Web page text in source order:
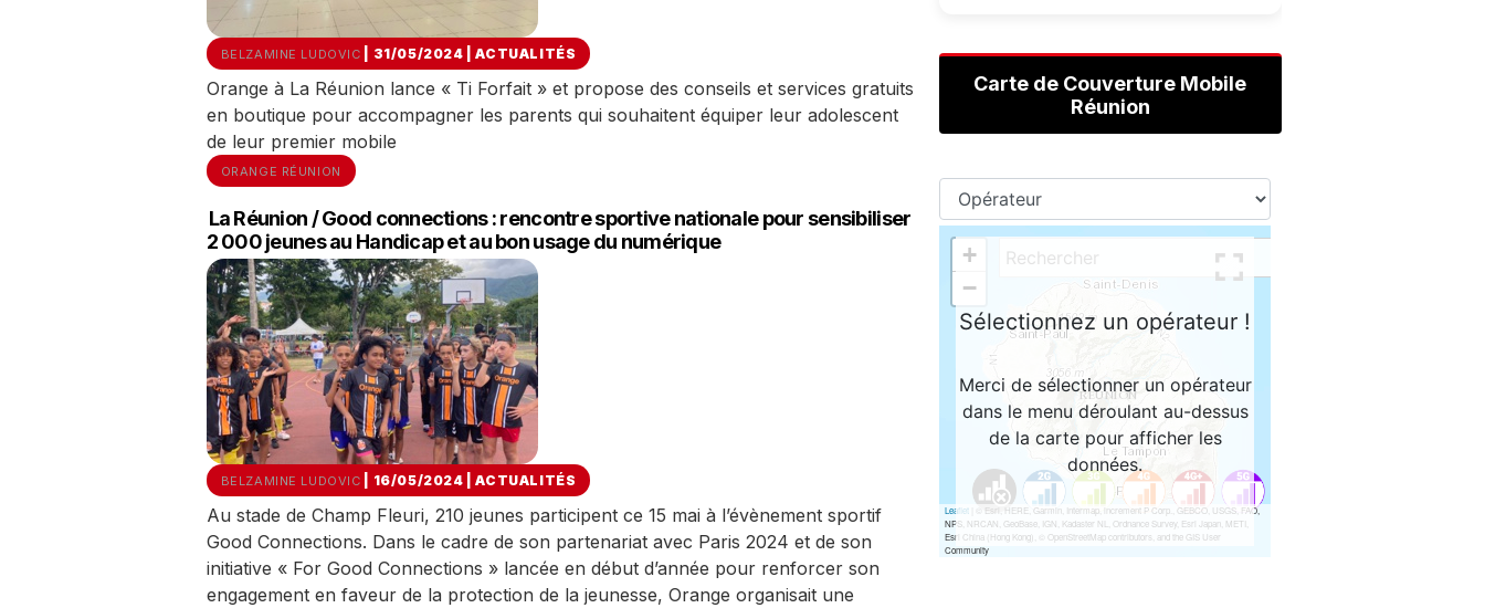
BELZAMINE LUDOVIC | 31/05/2024 |ACTUALITÉS
Orange à La Réunion lance « Ti Forfait » et propose des conseils et services gratuits
en boutique pour accompagner les parents qui souhaitent équiper leur adolescent
de leur premier mobile
ORANGE RÉUNION
La Réunion / Good connections : rencontre sportive nationale pour sensibiliser
2 000 jeunes au Handicap et au bon usage du numérique
BELZAMINE LUDOVIC | 16/05/2024 |ACTUALITÉS
Au stade de Champ Fleuri, 210 jeunes participent ce 15 mai à l’évènement sportif
Good Connections. Dans le cadre de son partenariat avec Paris 2024 et de son
initiative « For Good Connections » lancée en début d’année pour renforcer son
engagement en faveur de la protection de la jeunesse, Orange organisait une
Carte de Couverture Mobile
Réunion